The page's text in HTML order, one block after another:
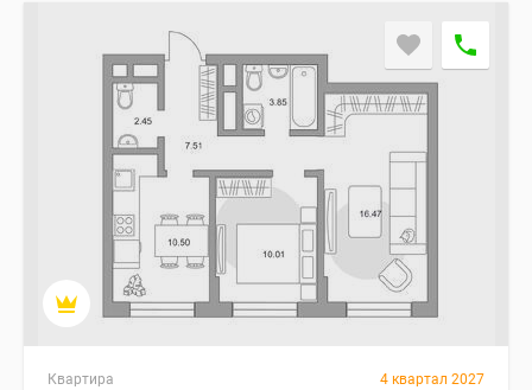
Квартира 4 квартал 2027